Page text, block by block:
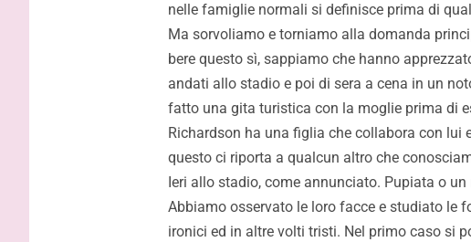
nelle famiglie normali si definisce prima di
Ma sorvoliamo e torniamo alla domanda
bere questo sì, sappiamo che hanno
andati allo stadio e poi di sera a cena in un
fatto una gita turistica con la moglie prima di
Richardson ha una figlia che collabora con lui
questo ci riporta a qualcun altro che
Ieri allo stadio, come annunciato. Pupiata o un
Abbiamo osservato le loro facce e studiato le
ironici ed in altre volti tristi. Nel primo caso si
Inzaghi: “Contenti di aver vinto,
adesso ci sarà da lottare per
tornare dove meritiamo”
Palermo e il
lo stadio può